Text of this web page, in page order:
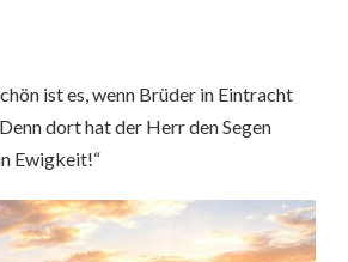
ist es, wenn Brüder in Eintracht
dort hat der Herr den Segen
Ewigkeit!“